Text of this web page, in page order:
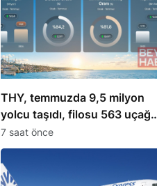
THY, temmuzda 9,5 milyon
yolcu taşıdı, filosu 563 uçağa
yükseldi
7 saat önce